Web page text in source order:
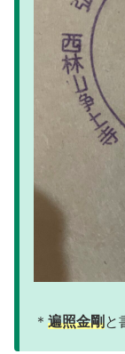
＊ 遍照金剛と